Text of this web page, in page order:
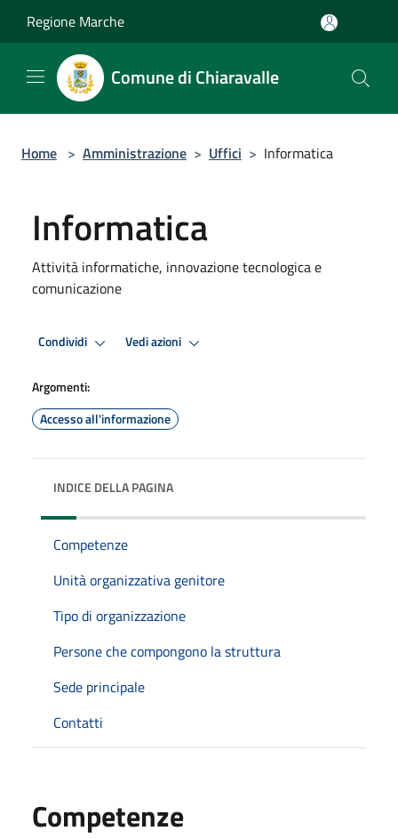
Regione Marche
Comune di Chiaravalle
Home > Amministrazione > Uffici > Informatica
Informatica
Attività informatiche, innovazione tecnologica e
comunicazione
Condividi Vedi azioni
Argomenti:
Accesso all'informazione
INDICE DELLA PAGINA
Competenze
Unità organizzativa genitore
Tipo di organizzazione
Persone che compongono la struttura
Sede principale
Contatti
Competenze